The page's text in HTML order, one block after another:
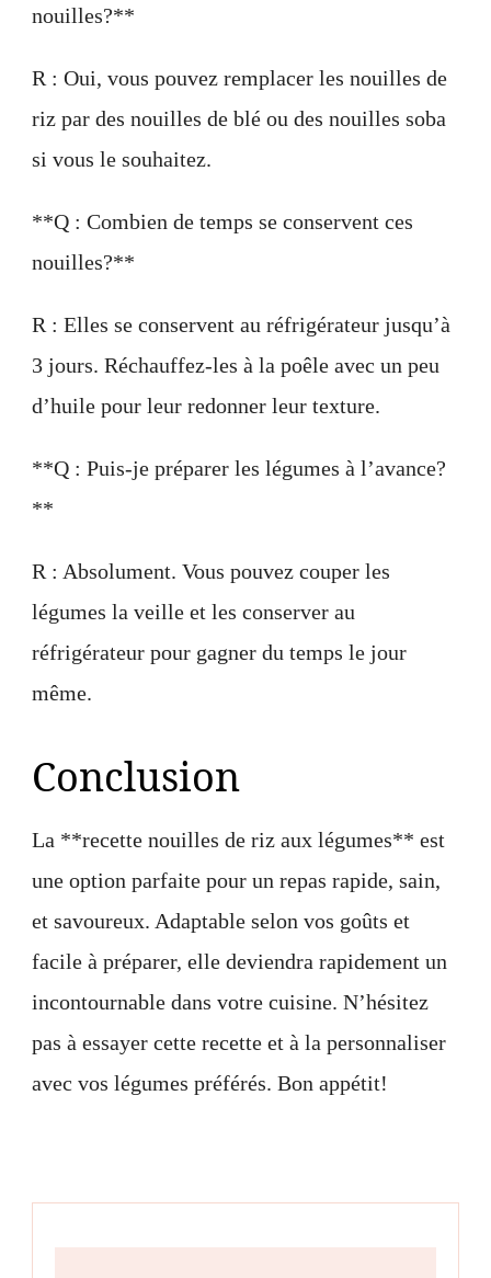
nouilles?**
R : Oui, vous pouvez remplacer les nouilles de
riz par des nouilles de blé ou des nouilles soba
si vous le souhaitez.
**Q : Combien de temps se conservent ces
nouilles?**
R : Elles se conservent au réfrigérateur jusqu’à
3 jours. Réchauffez-les à la poêle avec un peu
d’huile pour leur redonner leur texture.
**Q : Puis-je préparer les légumes à l’avance?
**
R : Absolument. Vous pouvez couper les
légumes la veille et les conserver au
réfrigérateur pour gagner du temps le jour
même.
Conclusion
La **recette nouilles de riz aux légumes** est
une option parfaite pour un repas rapide, sain,
et savoureux. Adaptable selon vos goûts et
facile à préparer, elle deviendra rapidement un
incontournable dans votre cuisine. N’hésitez
pas à essayer cette recette et à la personnaliser
avec vos légumes préférés. Bon appétit!